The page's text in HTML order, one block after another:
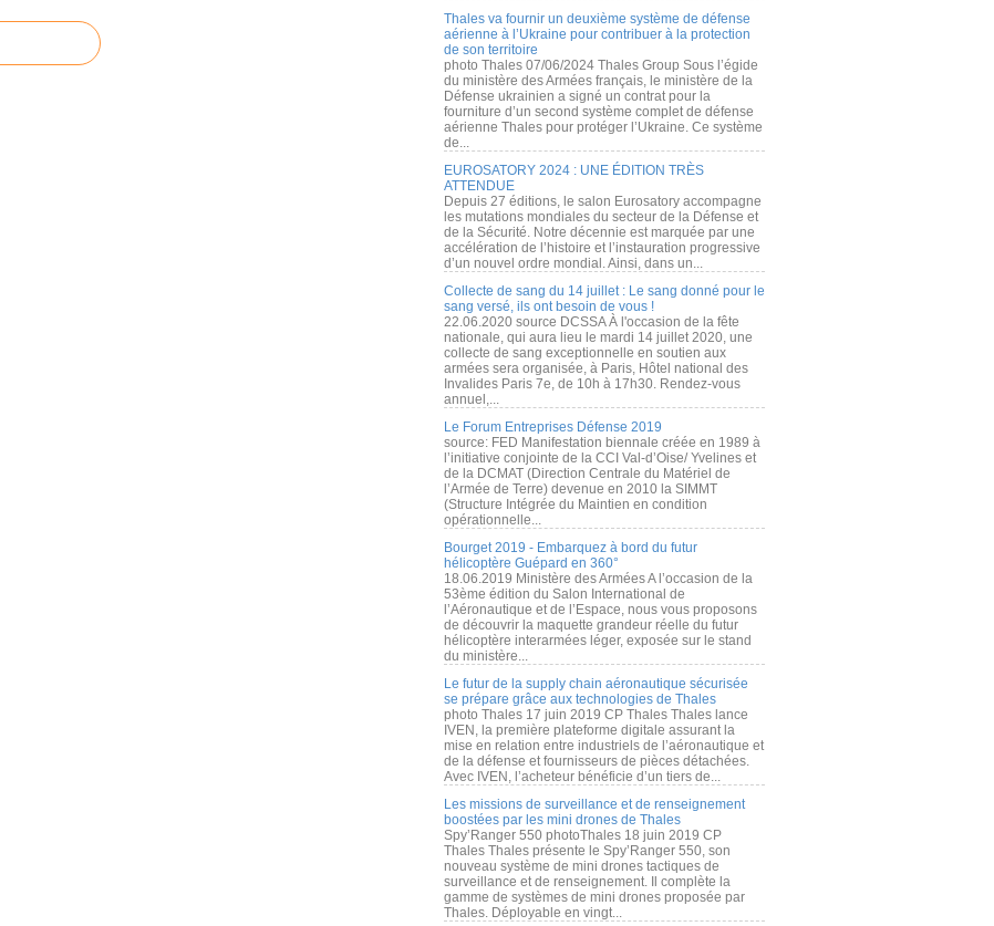
Thales va fournir un deuxième système de défense
aérienne à l’Ukraine pour contribuer à la protection
de son territoire
photo Thales 07/06/2024 Thales Group Sous l’égide
du ministère des Armées français, le ministère de la
Défense ukrainien a signé un contrat pour la
fourniture d’un second système complet de défense
aérienne Thales pour protéger l’Ukraine. Ce système
de...
EUROSATORY 2024 : UNE ÉDITION TRÈS
ATTENDUE
Depuis 27 éditions, le salon Eurosatory accompagne
les mutations mondiales du secteur de la Défense et
de la Sécurité. Notre décennie est marquée par une
accélération de l’histoire et l’instauration progressive
d’un nouvel ordre mondial. Ainsi, dans un...
Collecte de sang du 14 juillet : Le sang donné pour le
sang versé, ils ont besoin de vous !
22.06.2020 source DCSSA À l'occasion de la fête
nationale, qui aura lieu le mardi 14 juillet 2020, une
collecte de sang exceptionnelle en soutien aux
armées sera organisée, à Paris, Hôtel national des
Invalides Paris 7e, de 10h à 17h30. Rendez-vous
annuel,...
Le Forum Entreprises Défense 2019
source: FED Manifestation biennale créée en 1989 à
l’initiative conjointe de la CCI Val-d’Oise/ Yvelines et
de la DCMAT (Direction Centrale du Matériel de
l’Armée de Terre) devenue en 2010 la SIMMT
(Structure Intégrée du Maintien en condition
opérationnelle...
Bourget 2019 - Embarquez à bord du futur
hélicoptère Guépard en 360°
18.06.2019 Ministère des Armées A l’occasion de la
53ème édition du Salon International de
l’Aéronautique et de l’Espace, nous vous proposons
de découvrir la maquette grandeur réelle du futur
hélicoptère interarmées léger, exposée sur le stand
du ministère...
Le futur de la supply chain aéronautique sécurisée
se prépare grâce aux technologies de Thales
photo Thales 17 juin 2019 CP Thales Thales lance
IVEN, la première plateforme digitale assurant la
mise en relation entre industriels de l’aéronautique et
de la défense et fournisseurs de pièces détachées.
Avec IVEN, l’acheteur bénéficie d’un tiers de...
Les missions de surveillance et de renseignement
boostées par les mini drones de Thales
Spy’Ranger 550 photoThales 18 juin 2019 CP
Thales Thales présente le Spy’Ranger 550, son
nouveau système de mini drones tactiques de
surveillance et de renseignement. Il complète la
gamme de systèmes de mini drones proposée par
Thales. Déployable en vingt...